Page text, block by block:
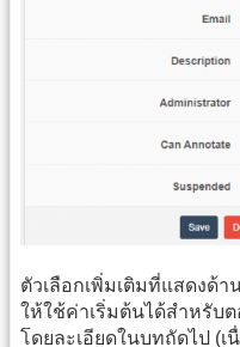
ตัวเลือกเพิ่มเติมที่แสดงด้
ให้ใช้ค่าเริ่มต้นได้สำหรับ
โดยละเอียดในบทถัดไป (